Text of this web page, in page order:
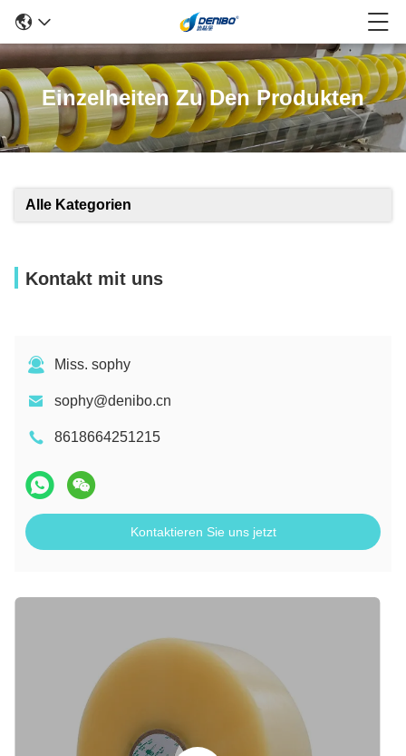
Einzelheiten Zu Den Produkten
Alle Kategorien
Kontakt mit uns
Miss. sophy
sophy@denibo.cn
8618664251215
Kontaktieren Sie uns jetzt